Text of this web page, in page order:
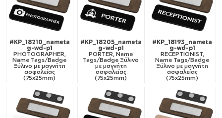
#KP_18210_nameta
g-wd-p1
PHOTOGRAPHER,
Name Tags/Badge
Ξύλινο με μαγνήτη
ασφαλείας
(75x25mm)
#KP_18205_nameta
g-wd-p1
PORTER, Name
Tags/Badge Ξύλινο
με μαγνήτη
ασφαλείας
(75x25mm)
#KP_18193_nameta
g-wd-p1
RECEPTIONIST,
Name Tags/Badge
Ξύλινο με μαγνήτη
ασφαλείας
(75x25mm)